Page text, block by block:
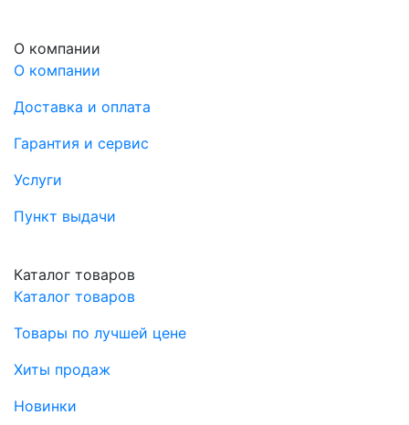
О компании
О компании
Доставка и оплата
Гарантия и сервис
Услуги
Пункт выдачи
Каталог товаров
Каталог товаров
Товары по лучшей цене
Хиты продаж
Новинки